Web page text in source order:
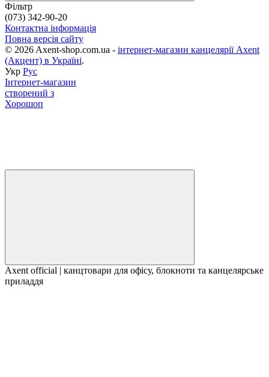
Фільтр
(073) 342-90-20
Контактна інформація
Повна версія сайту
© 2026 Axent-shop.com.ua - iнтернет-магазин канцелярії Axent
(Акцент) в Україні.
Укр Рус
Інтернет-магазин
створений з
Хорошоп
Axent official | канцтовари для офісу, блокноти та канцелярське
приладдя